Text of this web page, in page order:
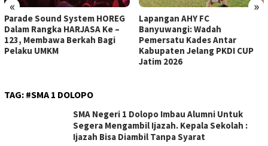
« »
Parade Sound System HOREG
Dalam Rangka HARJASA Ke –
123, Membawa Berkah Bagi
Pelaku UMKM
Lapangan AHY FC
Banyuwangi: Wadah
Pemersatu Kades Antar
Kabupaten Jelang PKDI CUP
Jatim 2026
TAG: #SMA 1 DOLOPO
SMA Negeri 1 Dolopo Imbau Alumni Untuk
Segera Mengambil Ijazah. Kepala Sekolah :
Ijazah Bisa Diambil Tanpa Syarat